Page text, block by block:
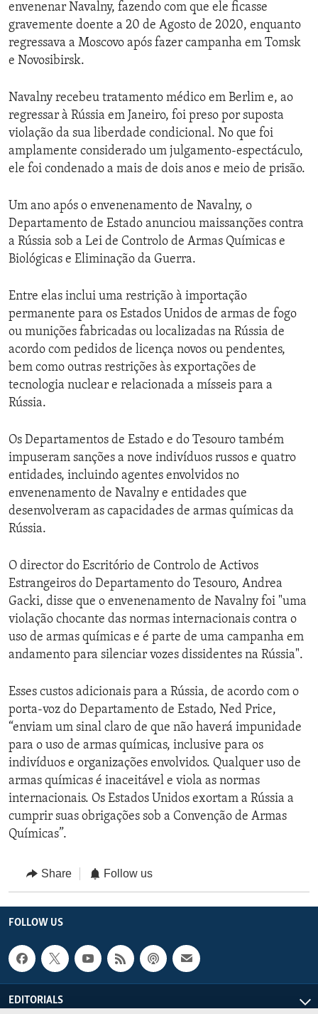
envenenar Navalny, fazendo com que ele ficasse
gravemente doente a 20 de Agosto de 2020, enquanto
regressava a Moscovo após fazer campanha em Tomsk
e Novosibirsk.
Navalny recebeu tratamento médico em Berlim e, ao
regressar à Rússia em Janeiro, foi preso por suposta
violação da sua liberdade condicional. No que foi
amplamente considerado um julgamento-espectáculo,
ele foi condenado a mais de dois anos e meio de prisão.
Um ano após o envenenamento de Navalny, o
Departamento de Estado anunciou maissanções contra
a Rússia sob a Lei de Controlo de Armas Químicas e
Biológicas e Eliminação da Guerra.
Entre elas inclui uma restrição à importação
permanente para os Estados Unidos de armas de fogo
ou munições fabricadas ou localizadas na Rússia de
acordo com pedidos de licença novos ou pendentes,
bem como outras restrições às exportações de
tecnologia nuclear e relacionada a mísseis para a
Rússia.
Os Departamentos de Estado e do Tesouro também
impuseram sanções a nove indivíduos russos e quatro
entidades, incluindo agentes envolvidos no
envenenamento de Navalny e entidades que
desenvolveram as capacidades de armas químicas da
Rússia.
O director do Escritório de Controlo de Activos
Estrangeiros do Departamento do Tesouro, Andrea
Gacki, disse que o envenenamento de Navalny foi "uma
violação chocante das normas internacionais contra o
uso de armas químicas e é parte de uma campanha em
andamento para silenciar vozes dissidentes na Rússia".
Esses custos adicionais para a Rússia, de acordo com o
porta-voz do Departamento de Estado, Ned Price,
“enviam um sinal claro de que não haverá impunidade
para o uso de armas químicas, inclusive para os
indivíduos e organizações envolvidos. Qualquer uso de
armas químicas é inaceitável e viola as normas
internacionais. Os Estados Unidos exortam a Rússia a
cumprir suas obrigações sob a Convenção de Armas
Químicas”.
Share Follow us
FOLLOW US
EDITORIALS